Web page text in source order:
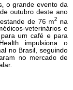
o grande evento da
outubro deste ano
de 76 m2 na
veterinários e
um café e para
impulsiona o
no Brasil, seguindo
no mercado de